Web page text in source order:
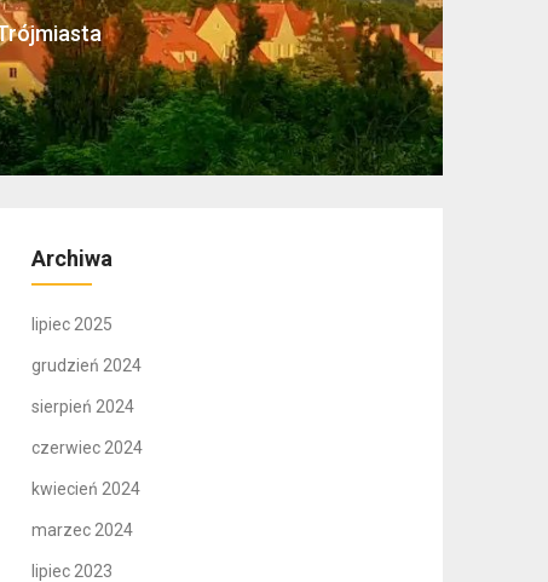
Archiwa
lipiec 2025
grudzień 2024
sierpień 2024
czerwiec 2024
kwiecień 2024
marzec 2024
lipiec 2023